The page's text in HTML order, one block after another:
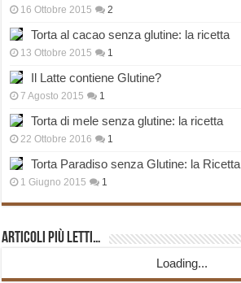
16 Ottobre 2015 2
Torta al cacao senza glutine: la ricetta
13 Ottobre 2015 1
Il Latte contiene Glutine?
7 Agosto 2015 1
Torta di mele senza glutine: la ricetta
22 Ottobre 2016 1
Torta Paradiso senza Glutine: la Ricetta
1 Giugno 2015 1
Articoli più Letti…
Loading...